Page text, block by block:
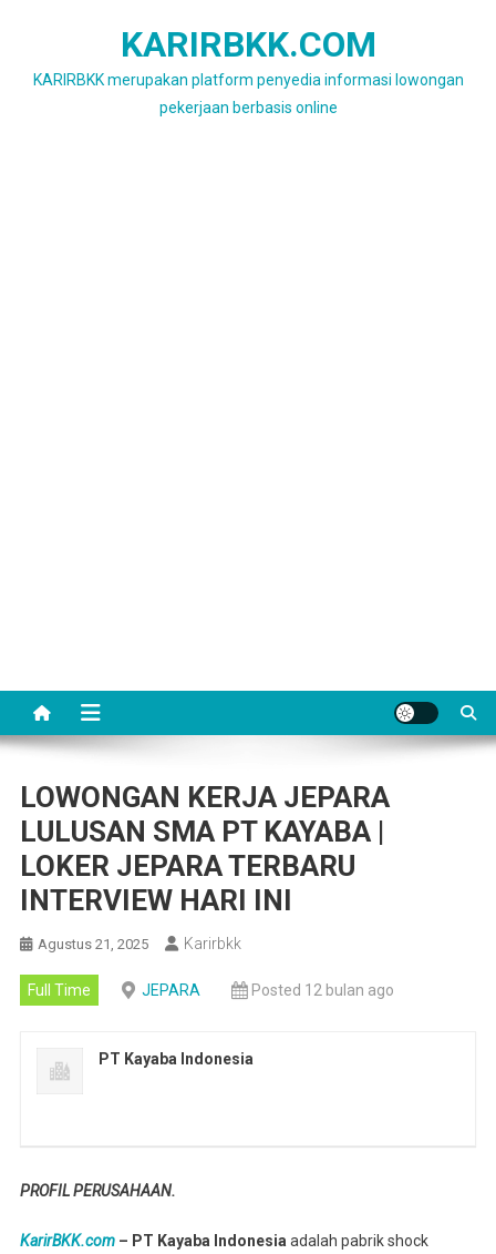
KARIRBKK.COM
KARIRBKK merupakan platform penyedia informasi lowongan
pekerjaan berbasis online
LOWONGAN KERJA JEPARA
LULUSAN SMA PT KAYABA |
LOKER JEPARA TERBARU
INTERVIEW HARI INI
Agustus 21, 2025 Karirbkk
Full Time JEPARA Posted 12 bulan ago
PT Kayaba Indonesia
PROFIL PERUSAHAAN.
KarirBKK.com– PT Kayaba Indonesia adalah pabrik shock